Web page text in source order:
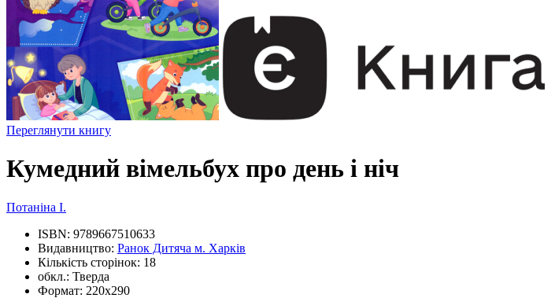
Переглянути книгу
Кумедний вімельбух про день і ніч
Потаніна І.
ISBN: 9789667510633
Видавництво: Ранок Дитяча м. Харків
Кількість сторінок: 18
обкл.: Тверда
Формат: 220х290